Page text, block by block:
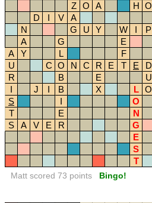
Z
O A H O
D
I V A
N
G U Y W I P
A
G
E
A
Y L F
U
C O N C R E T E D
R
B E U
I
J I B X L O
S
I O
T
E N
S
A V E R G
E
S
T
Matt scored 73 points Bingo!